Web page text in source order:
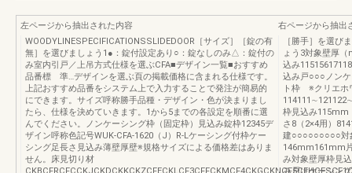
左ページから抽出された内容
WOODYLINESPECIFICATIONSSLIDEDOOR［サイズ］［錠の有
無］を選びましょう1●：錠付設定あり○：錠なしのみ△：錠付の
み室内引戸／上吊方式仕様を選ぶCFA■デザイン一覧■おすすめ
品番標 準…デザインを選ぶ頁の掲載価格に含まれる仕様です。
上記おすすめ品番をシステム上で入力することで発注が簡易的
にできます。サイズ呼称勝手品種・デザイン・色が決まりまし
たら、仕様を決めていきます。1から5までの各設定を順番に選
んでください。ノンケーシング枠（固定枠）見込み錠枠12345デ
ザイン呼称色記号WUK-CFA-1620（J）R-Lケーシング付枠ケー
シング足長さ見込み薄壁厚壁※規格サイズによる価格差はありま
せん。床見切り材
右ページから抽出
［勝手］を選び
ょう3対象壁厚
込み
込み戸○○○ノン
ト枠 ※クリエホ
枠見込み115mm
さ8（2×4用）
建○○○○○○○○○対
146mm161mm
み対象壁厚枠見
み戸はケーシン